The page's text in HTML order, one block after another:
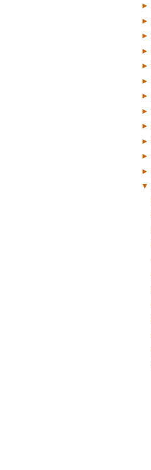
►
►
►
►
►
►
►
►
►
►
►
►
▼